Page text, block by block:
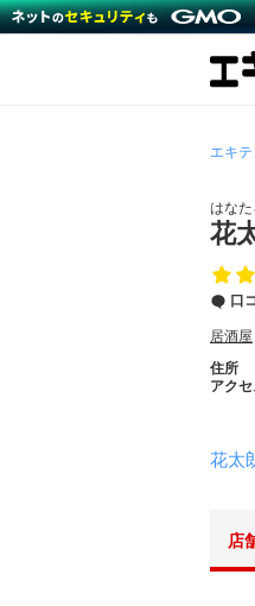
エキテ
はなた
花
口
居酒屋
住所
アクセ
花太
店